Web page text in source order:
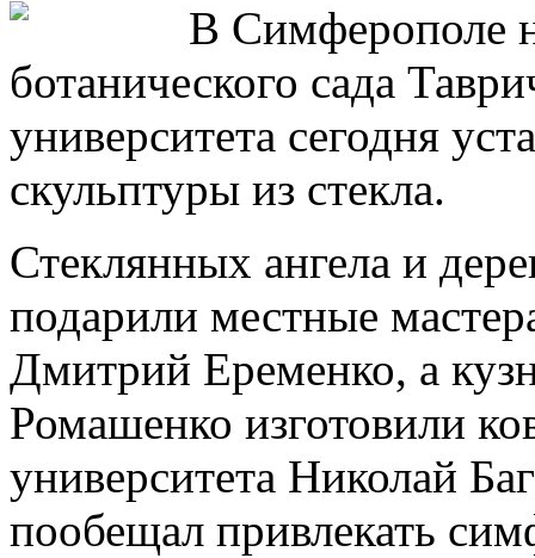
В Симферополе
ботанического сада
университета сегодня
скульптуры из стекла.
Стеклянных ангела и
подарили местные
Дмитрий Еременко, а
Ромашенко изготовили
университета Николай
пообещал привлекать